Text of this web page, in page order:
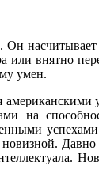
внятно
умен.
на